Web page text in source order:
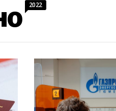
2022